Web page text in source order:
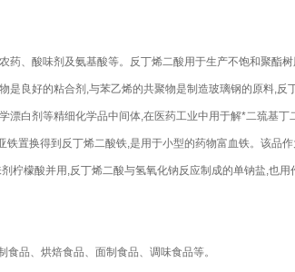
药、酸味剂及氨基酸等。反丁烯二酸用于生产不饱和聚酯
是良好的粘合剂,与苯乙烯的共聚物是制造玻璃钢的原料,
漂白剂等精细化学品中间体,在医药工业中用于解*二巯基
铁置换得到反丁烯二酸铁,是用于小型的药物富血铁。该品
柠檬酸并用,反丁烯二酸与氢氧化钠反应制成的单钠盐,也用
食品、烘焙食品、面制食品、调味食品等。